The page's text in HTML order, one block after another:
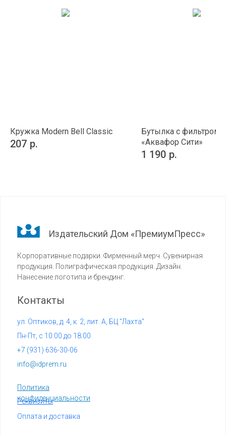
Кружка Modern Bell Classic
207 р.
Бутылка с фильтром
«Аквафор Сити»
1 190 р.
Издательский Дом «ПремиумПресс»
Корпоративные подарки. Фирменный мерч. Сувенирная
продукция. Полиграфическая продукция. Дизайн.
Нанесение логотипа и брендинг.
info@idprem.ru
Контакты
Политика
конфиденциальности
+7 (931) 636-30-06
Реквизиты
ул. Оптиков, д. 4, к. 2, лит. А, БЦ "Лахта"
Оплата и доставка
Пн-Пт, с 10:00 до 18:00